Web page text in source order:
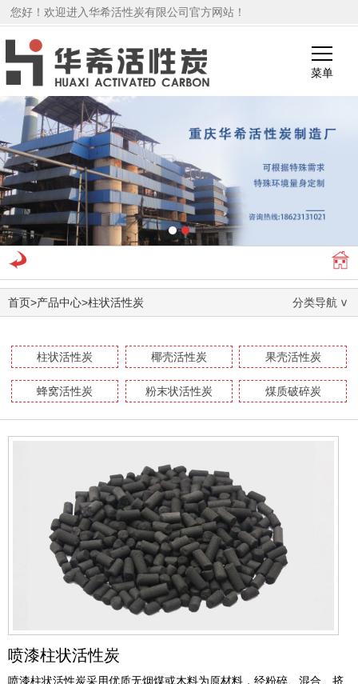
您好！欢迎进入华希活性炭有限公司官方网站！
菜单
1 2
首页>产品中心>柱状活性炭 分类导航
柱状活性炭 椰壳活性炭 果壳活性炭
蜂窝活性炭 粉末状活性炭 煤质破碎炭
喷漆柱状活性炭
喷漆柱状活性炭采用优质无烟煤或木料为原材料，经粉碎、混合、挤